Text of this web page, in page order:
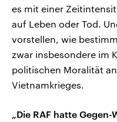
es mit einer
auf Leben oder Tod.
vorstellen, wie
zwar insbesondere im
politischen Moralität
Vietnamkrieges.
„Die RAF hatte Gegen-